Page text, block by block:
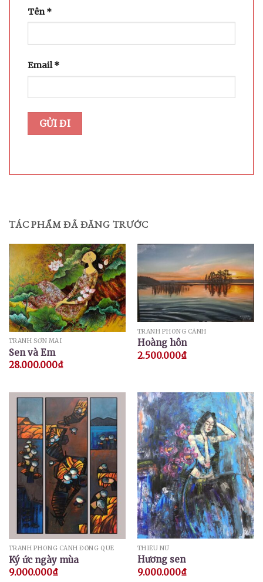
Tên *
Email*
TÁC PHẨM ĐÃ ĐĂNG TRƯỚC
TRANH SƠN MÀI
Sen và Em
28.000.000₫
TRANH PHONG CẢNH
Hoàng hôn
2.500.000₫
TRANH PHONG CẢNH ĐỒNG QUÊ
Ký ức ngày mùa
9.000.000₫
THIẾU NỮ
Hương sen
9.000.000₫